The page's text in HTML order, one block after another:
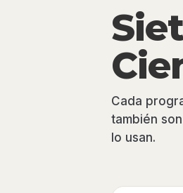
Cada
también
lo usan.